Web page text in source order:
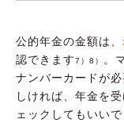
公的年金の金額は、
認できます7）8） 。
ナンバーカードが
しければ、年金を
ェックしてもいいで